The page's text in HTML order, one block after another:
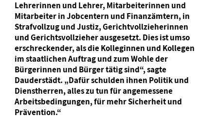
Lehrerinnen und Lehrer, Mitarbeiterinnen und
Mitarbeiter in Jobcentern und Finanzämtern, in
Strafvollzug und Justiz, Gerichtvollzieherinnen
und Gerichtsvollzieher ausgesetzt. Dies ist umso
erschreckender, als die Kolleginnen und Kollegen
im staatlichen Auftrag und zum Wohle der
Bürgerinnen und Bürger tätig sind“, sagte
Dauderstädt. „Dafür schulden ihnen Politik und
Dienstherren, alles zu tun für angemessene
Arbeitsbedingungen, für mehr Sicherheit und
Prävention.“